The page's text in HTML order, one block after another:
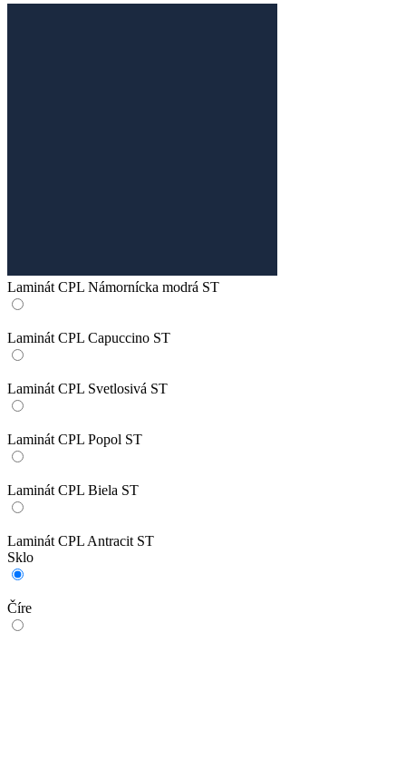
Laminát CPL Námornícka modrá ST
Laminát CPL Capuccino ST
Laminát CPL Svetlosivá ST
Laminát CPL Popol ST
Laminát CPL Biela ST
Laminát CPL Antracit ST
Sklo
Číre